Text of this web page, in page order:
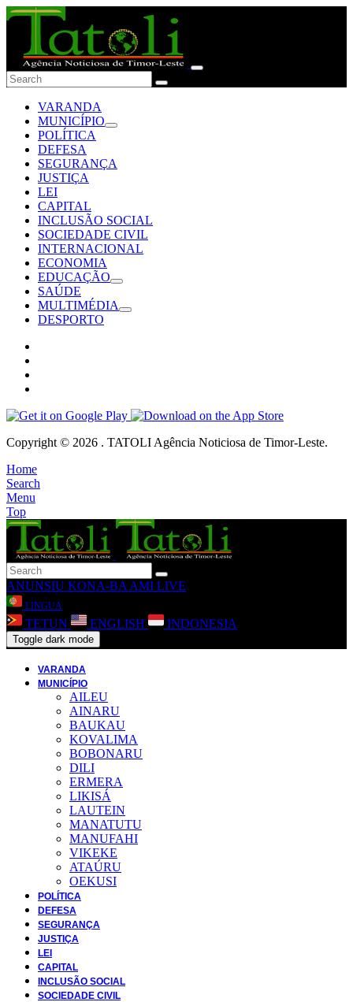
VARANDA
MUNICÍPIO
POLÍTICA
DEFESA
SEGURANÇA
JUSTIÇA
LEI
CAPITAL
INCLUSÃO SOCIAL
SOCIEDADE CIVIL
INTERNACIONAL
ECONOMIA
EDUCAÇÃO
SAÚDE
MULTIMÉDIA
DESPORTO
Copyright © 2026 . TATOLI Agência Noticiosa de Timor-Leste.
Home
Search
Menu
Top
ANUNSIU KONA-BA AMI LIVE
LINGUA
TETUN ENGLISH INDONESIA
Toggle dark mode
VARANDA
MUNICÍPIO
AILEU
AINARU
BAUKAU
KOVALIMA
BOBONARU
DILI
ERMERA
LIKISÁ
LAUTEIN
MANATUTU
MANUFAHI
VIKEKE
ATAÚRU
OEKUSI
POLÍTICA
DEFESA
SEGURANÇA
JUSTIÇA
LEI
CAPITAL
INCLUSÃO SOCIAL
SOCIEDADE CIVIL